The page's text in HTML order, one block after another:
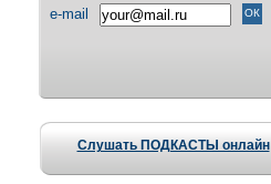
e-mail
Слушать ПОДКАСТЫ онлайн